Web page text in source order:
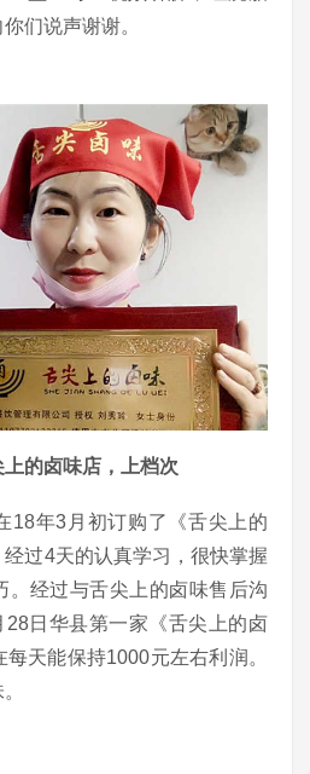
们说声谢谢。
的卤味店，上档次
18年3月初订购了《舌尖上的
过4天的认真学习，很快掌握
。经过与舌尖上的卤味售后沟
日华县第一家《舌尖上的卤
天能保持1000元左右利润。